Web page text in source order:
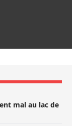
mal au lac de